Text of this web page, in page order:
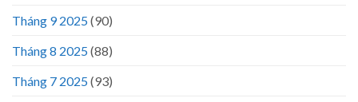
Tháng 9 2025(90)
Tháng 8 2025(88)
Tháng 7 2025(93)